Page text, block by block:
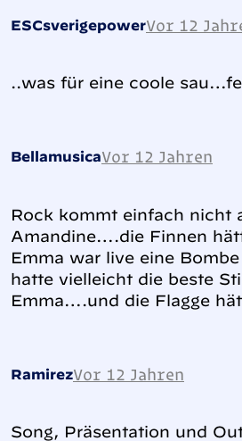
ESCsverigepowerVor 12
..was für eine coole
BellamusicaVor 12 Jahren
Rock kommt einfach nicht
Amandine….die Finnen
Emma war live eine
hatte vielleicht die beste
Emma….und die Flagge
RamirezVor 12 Jahren
Song, Präsentation und